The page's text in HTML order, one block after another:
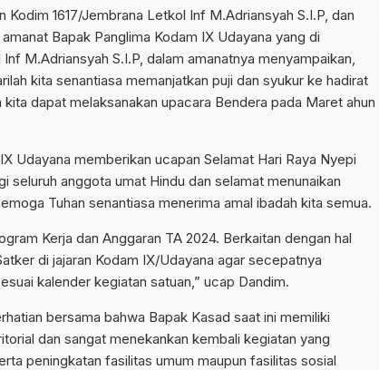
1617/Jembrana Letkol Inf M.Adriansyah S.I.P, dan
Bapak Panglima Kodam IX Udayana yang di
M.Adriansyah S.I.P, dalam amanatnya menyampaikan,
kita senantiasa memanjatkan puji dan syukur ke hadirat
dapat melaksanakan upacara Bendera pada Maret ahun
Udayana memberikan ucapan Selamat Hari Raya Nyepi
seluruh anggota umat Hindu dan selamat menunaikan
Tuhan senantiasa menerima amal ibadah kita semua.
Kerja dan Anggaran TA 2024. Berkaitan dengan hal
di jajaran Kodam IX/Udayana agar secepatnya
kalender kegiatan satuan,” ucap Dandim.
bersama bahwa Bapak Kasad saat ini memiliki
dan sangat menekankan kembali kegiatan yang
peningkatan fasilitas umum maupun fasilitas sosial